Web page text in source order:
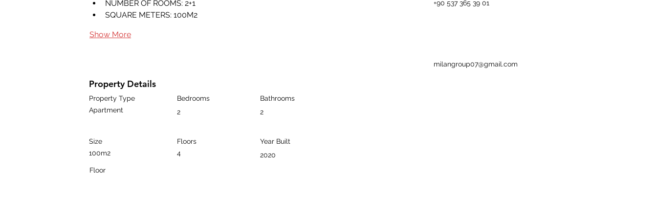
NUMBER OF ROOMS: 2+1
SQUARE METERS: 100M2
Show More
+90 537 365 39 01
milangroup07@gmail.com
Property Details
Property Type
Apartment
Bedrooms
2
Bathrooms
2
Size
100m2
Floors
4
Year Built
2020
Floor